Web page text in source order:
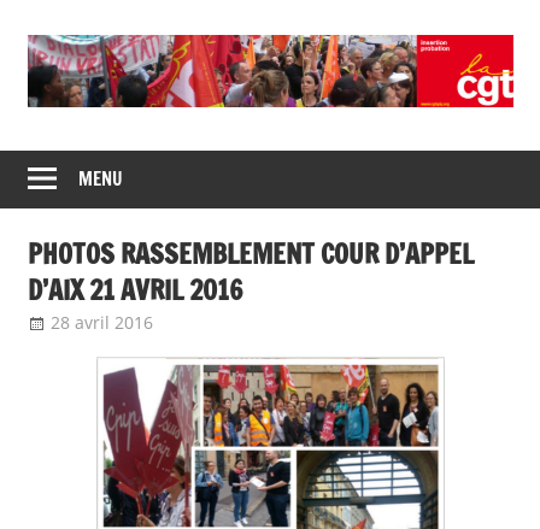
content
CGT
insertion
probation
de
syndicats
CGT
insertion
probation
MENU
PHOTOS RASSEMBLEMENT COUR D’APPEL
D’AIX 21 AVRIL 2016
28 avril 2016